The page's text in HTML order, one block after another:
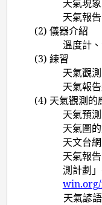
天氣現
天氣報
(2) 儀器介紹
溫度計
(3) 練習
天氣觀測
天氣報
(4) 天氣觀測的
天氣預測
天氣圖
天文台
天氣報
測計劃
天氣諺語